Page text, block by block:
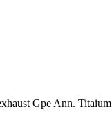
Gpe Ann. Titaium